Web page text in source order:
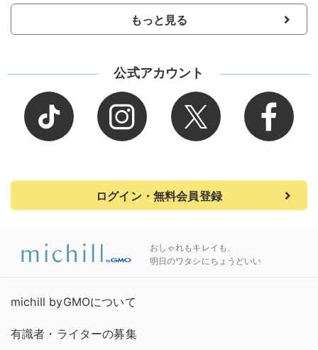
もっと見る
公式アカウント
ログイン・無料会員登録
おしゃれもキレイも、
明日のワタシにちょうどいい
michill byGMOについて
有識者・ライターの募集